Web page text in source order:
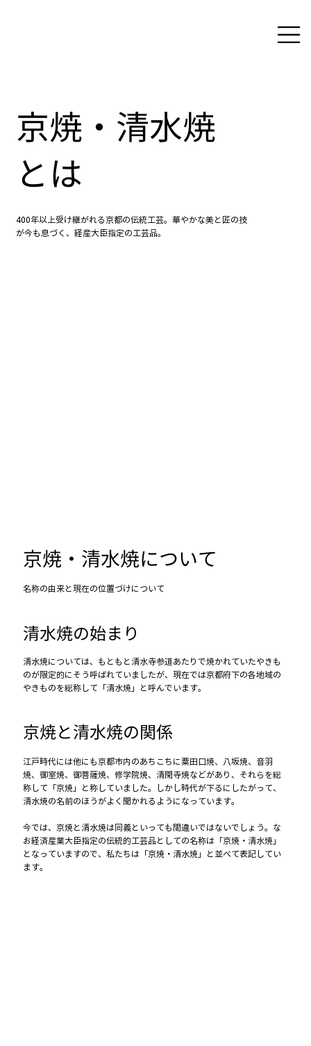
京焼・清水焼
とは
400年以上受け継がれる京都の伝統工芸。華やかな美と匠の技
が今も息づく、経産大臣指定の工芸品。
京焼・清水焼について
名称の由来と現在の位置づけについて
清水焼の始まり
清水焼については、もともと清水寺参道あたりで焼かれていたやきも
のが限定的にそう呼ばれていましたが、現在では京都府下の各地域の
やきものを総称して「清水焼」と呼んでいます。
京焼と清水焼の関係
江戸時代には他にも京都市内のあちこちに粟田口焼、八坂焼、音羽
焼、御室焼、御菩薩焼、修学院焼、清閑寺焼などがあり、それらを総
称して「京焼」と称していました。しかし時代が下るにしたがって、
清水焼の名前のほうがよく聞かれるようになっています。
今では、京焼と清水焼は同義といっても間違いではないでしょう。な
お経済産業大臣指定の伝統的工芸品としての名称は「京焼・清水焼」
となっていますので、私たちは「京焼・清水焼」と並べて表記してい
ます。